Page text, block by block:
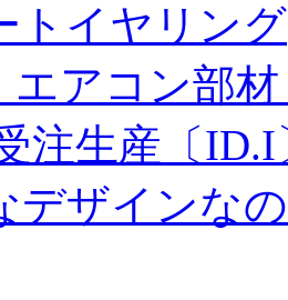
トイヤリング
アコン部
注生産〔ID.I
デザインな